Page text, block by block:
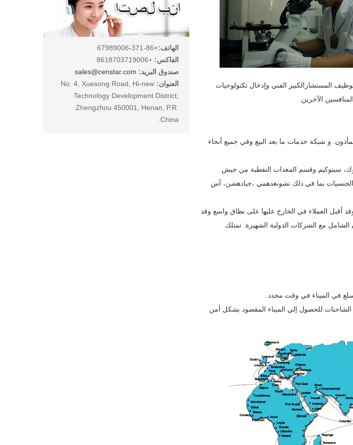
الهاتف:+86-371-67989006
الفاكس: +8618703719006
صندوق البريد:
العنوان: No. 4, Xuesong Road, Hi-new
Technology Development District,
Zhengzhou 450001, Henan, P.R.
China.
المستشارالكبير الفني وإدخال تكنولوجيات
ما بعد البيع و محطات خدمة وتتمتع ب127 مقدم الخدمة المأذون. و شبكة خدمات ما بعد البيع وفي جميع أنحاء
سينوكيم وقسم المعدات النفطية من جيش
الجنسيات بما في ذلك تشونغدهمي ،جيادهشن، آس
انطلاقا من 1999 عاما .منذ سنوات ،وقد وقد أقبل العملاء في الخارج عليها على نطاق واسع وقد
بالتعاون الشامل مع الشركات الدولية الشهيرة. تمتلك
في الميناء في وقت محدد.
للحصول إلي الميناء المقصود بشكل أمن